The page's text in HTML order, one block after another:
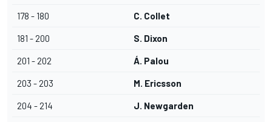
178 - 180 C. Collet
181 - 200 S. Dixon
201 - 202 Á. Palou
203 - 203 M. Ericsson
204 - 214 J. Newgarden